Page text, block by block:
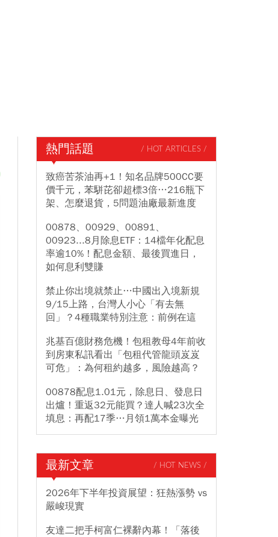
熱門話題 / HOT ARTICLES /
致癌苦茶油再+1！知名品牌500CC要
價千元，苯駢芘卻超標3倍…216瓶下
架、怎麼退貨，5問題油廠最新進度
00878、00929、00891、
00923...8月除息ETF：14檔年化配息
率逾10%！配息金額、最後買進日，
如何息利雙賺
禁止你出境就禁止…中國出入境新規
9/15上路，台灣人小心「有去無
回」？4種職業特別注意：前例在這
兆基百億財務危機！包租教母4年前收
到房東私訊看出「包租代管龍頭岌岌
可危」：為何租約越多，風險越高？
00878配息1.01元，除息日、發息日
出爐！重返32元能買？達人喊23次全
填息：再配17季…月領1萬本金曝光
最新文章 / HOT NEWS /
2026年下半年投資展望：狂熱漲勢 vs
嚴峻現實
友達二把手柯富仁裸辭內幕！「落後